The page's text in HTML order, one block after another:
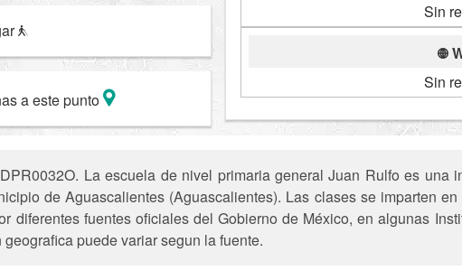
a este punto
Sin
Sin
La escuela de nivel primaria general Juan Rulfo es una
de Aguascalientes (Aguascalientes). Las clases se imparten
diferentes fuentes oficiales del Gobierno de México, en algunas
puede variar segun la fuente.